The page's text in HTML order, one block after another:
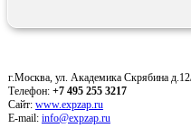
г.Москва, ул. Академика Скрябина
Телефон: +7 495 255 3217
Сайт: www.expzap.ru
E-mail: info@expzap.ru